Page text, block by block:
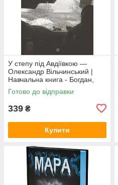
У степу під Авдіївкою —
Олександр Вільчинський |
Навчальна книга - Богдан,
книга українською, нова,
тверда
Готово до відправки
339 ₴
Купити